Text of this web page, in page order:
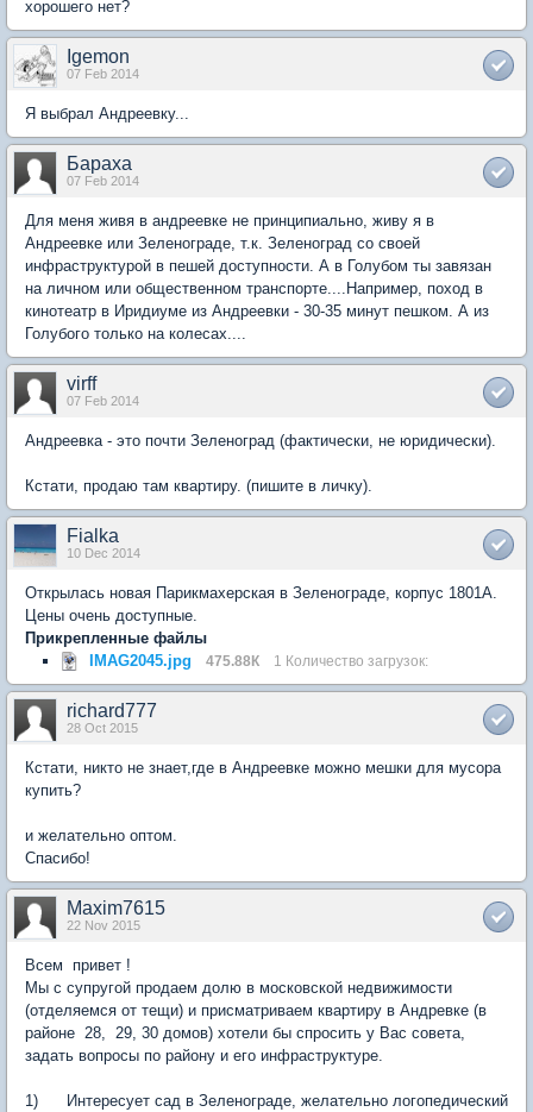
хорошего нет?
Igemon
07 Feb 2014
Я выбрал Андреевку...
Бараха
07 Feb 2014
Для меня живя в андреевке не принципиально, живу я в
Андреевке или Зеленограде, т.к. Зеленоград со своей
инфраструктурой в пешей доступности. А в Голубом ты завязан
на личном или общественном транспорте....Например, поход в
кинотеатр в Иридиуме из Андреевки - 30-35 минут пешком. А из
Голубого только на колесах....
virff
07 Feb 2014
Андреевка - это почти Зеленоград (фактически, не юридически).
Кстати, продаю там квартиру. (пишите в личку).
Fialka
10 Dec 2014
Открылась новая Парикмахерская в Зеленограде, корпус 1801А.
Цены очень доступные.
Прикрепленные файлы
IMAG2045.jpg
475.88К 1 Количество загрузок:
richard777
28 Oct 2015
Кстати, никто не знает,где в Андреевке можно мешки для мусора
купить?
и желательно оптом.
Спасибо!
Maxim7615
22 Nov 2015
Всем привет !
Мы с супругой продаем долю в московской недвижимости
(отделяемся от тещи) и присматриваем квартиру в Андревке (в
районе 28, 29, 30 домов) хотели бы спросить у Вас совета,
задать вопросы по району и его инфраструктуре.
1) Интересует сад в Зеленограде, желательно логопедический